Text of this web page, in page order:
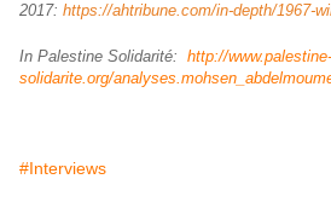
2017: https://ahtribune.com/in-depth/1967-
In Palestine Solidarité: http://www.palestine-
solidarite.org/
#Interviews